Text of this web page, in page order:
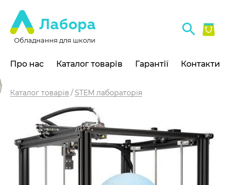
Обладнання для школи
Про нас Каталог товарів Гарантії Контакти
Каталог товарів STEM лабораторія